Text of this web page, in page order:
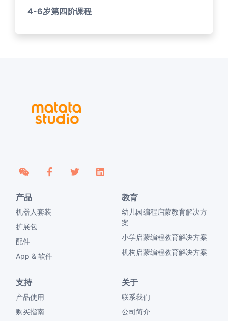
4-6岁第四阶课程
产品
机器人套装
扩展包
配件
App & 软件
教育
幼儿园编程启蒙教育解决方
案
小学启蒙编程教育解决方案
机构启蒙编程教育解决方案
支持
产品使用
购买指南
关于
联系我们
公司简介